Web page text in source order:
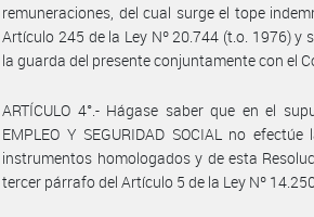
remuneraciones, del cual surge el tope
Artículo 245 de la Ley Nº 20.744 (t.o. 1976)
la guarda del presente conjuntamente con el
ARTÍCULO 4°.- Hágase saber que en el
EMPLEO Y SEGURIDAD SOCIAL no
instrumentos homologados y de esta
tercer párrafo del Artículo 5 de la Ley Nº